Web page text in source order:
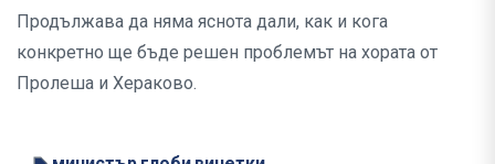
Продължава да няма яснота дали, как и кога
конкретно ще бъде решен проблемът на хората от
Пролеша и Хераково.